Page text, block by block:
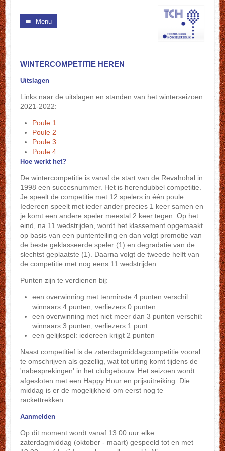
Menu
WINTERCOMPETITIE HEREN
Uitslagen
Links naar de uitslagen en standen van het winterseizoen
2021-2022:
Poule 1
Poule 2
Poule 3
Poule 4
Hoe werkt het?
De wintercompetitie is vanaf de start van de Revahohal in
1998 een succesnummer. Het is herendubbel competitie.
Je speelt de competitie met 12 spelers in één poule.
Iedereen speelt met ieder ander precies 1 keer samen en
je komt een andere speler meestal 2 keer tegen. Op het
eind, na 11 wedstrijden, wordt het klassement opgemaakt
op basis van een puntentelling en dan volgt promotie van
de beste geklasseerde speler (1) en degradatie van de
slechtst geplaatste (1). Daarna volgt de tweede helft van
de competitie met nog eens 11 wedstrijden.
Punten zijn te verdienen bij:
een overwinning met tenminste 4 punten verschil:
winnaars 4 punten, verliezers 0 punten
een overwinning met niet meer dan 3 punten verschil:
winnaars 3 punten, verliezers 1 punt
een gelijkspel: iedereen krijgt 2 punten
Naast competitief is de zaterdagmiddagcompetitie vooral
te omschrijven als gezellig, wat tot uiting komt tijdens de
'nabesprekingen' in het clubgebouw. Het seizoen wordt
afgesloten met een Happy Hour en prijsuitreiking. Die
middag is er de mogelijkheid om eerst nog te
rackettrekken.
Aanmelden
Op dit moment wordt vanaf 13.00 uur elke
zaterdagmiddag (oktober - maart) gespeeld tot en met